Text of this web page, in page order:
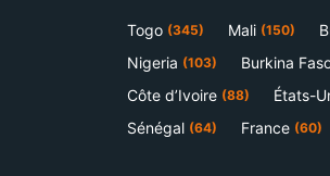
Togo (345) Mali (150)
Nigeria (103) Burkina
Côte d’Ivoire (88) États-
Sénégal (64) France (60)